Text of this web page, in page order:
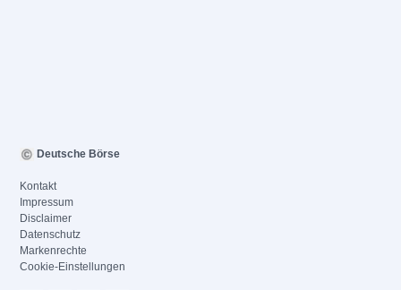
Deutsche Börse
Kontakt
Impressum
Disclaimer
Datenschutz
Markenrechte
Cookie-Einstellungen